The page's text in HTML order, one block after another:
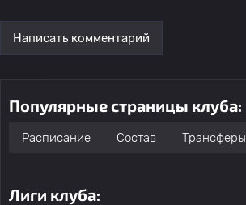
Написать комментарий
Популярные страницы клуба:
Расписание Состав Трансферы
Лиги клуба: